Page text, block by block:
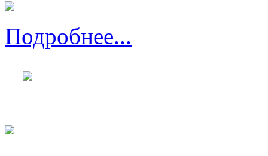
Подробнее...